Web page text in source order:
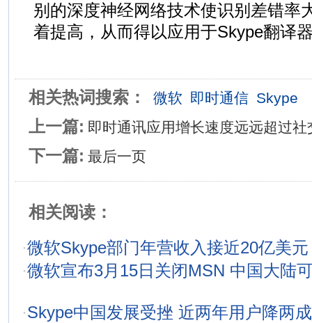
别的深度神经网络技术使识别差错率
着提高，从而得以应用于Skype翻译
相关热词搜索： 微软 即时通信 Skype
上一篇: 即时通讯应用增长速度远远超过社
下一篇: 最后一页
相关阅读：
·微软Skype部门年营收入接近20亿美元
·微软宣布3月15日关闭MSN 中国大陆
·Skype中国发展受挫 近两年用户降两成